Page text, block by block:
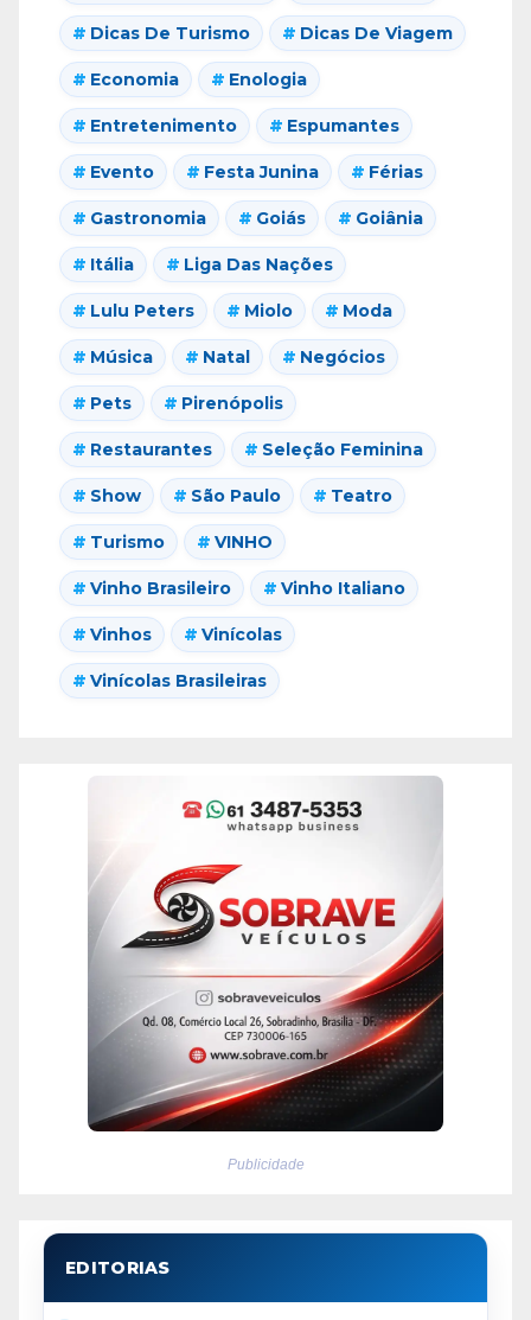
Dicas De Turismo Dicas De Viagem
Economia Enologia
Entretenimento Espumantes
Evento Festa Junina Férias
Gastronomia Goiás Goiânia
Itália Liga Das Nações
Lulu Peters Miolo Moda
Música Natal Negócios
Pets Pirenópolis
Restaurantes Seleção Feminina
Show São Paulo Teatro
Turismo VINHO
Vinho Brasileiro Vinho Italiano
Vinhos Vinícolas
Vinícolas Brasileiras
Publicidade